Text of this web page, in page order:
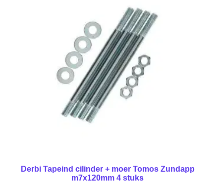
Derbi Tapeind cilinder + moer Tomos Zundapp
m7x120mm 4 stuks